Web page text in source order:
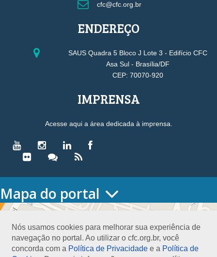
Nós usamos cookies para melhorar sua experiência de
navegação no portal. Ao utilizar o cfc.org.br, você
concorda com a Política de Privacidade e a Política de
cfc@cfc.org.br
ENDEREÇO
SAUS Quadra 5 Bloco J Lote 3 - Edifício CFC
Asa Sul - Brasília/DF
CEP: 70070-920
IMPRENSA
Acesse aqui a área dedicada à imprensa.
Mapa do portal
HOME
Conselho Diretor
Nossa Sede
Planejamento